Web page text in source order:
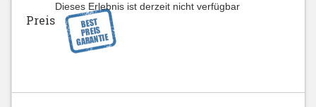
Dieses Erlebnis ist derzeit nicht verfügbar
Preis